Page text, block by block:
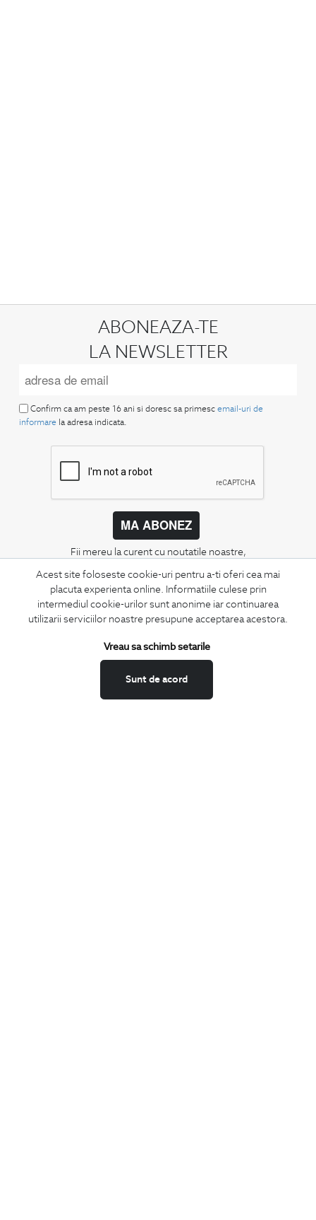
Acest site foloseste cookie-uri pentru a-ti oferi cea mai
placuta experienta online. Informatiile culese prin
intermediul cookie-urilor sunt anonime iar continuarea
utilizarii serviciilor noastre presupune acceptarea acestora.
Sunt de acord
Vreau sa schimb setarile
ABONEAZA-TE
LA NEWSLETTER
Confirm ca am peste 16 ani si doresc sa primesc email-uri de
informare la adresa indicata.
MA ABONEZ
Fii mereu la curent cu noutatile noastre,
CONCIERGE
Termeni si conditii
Securitatea datelor
Feedback site
ANPC